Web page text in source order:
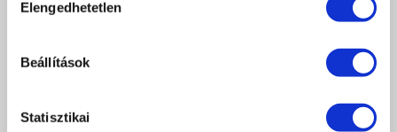
kiválasztása
Elengedhetetlen
Beállítások
Statisztikai
VÉLEMÉNYEZÉS
Értékeles (0 szavazat alapján)